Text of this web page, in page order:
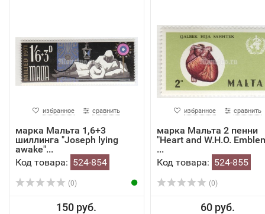
избранное сравнить
марка Мальта 1,6+3
шиллинга "Joseph lying
awake"...
Код товара: 524-854
(0)
150 руб.
избранное сравнить
марка Мальта 2 пенни
"Heart and W.H.O.
...
Код товара: 524-855
(0)
60 руб.